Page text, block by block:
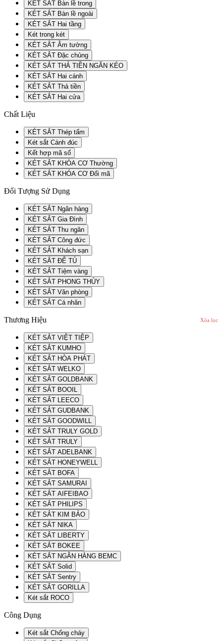
KÉT SẮT Bàn lề trong
KÉT SẮT Bàn lề ngoài
KÉT SẮT Hai tầng
Két trong két
KÉT SẮT Âm tường
KÉT SẮT Đặc chủng
KÉT SẮT THẢ TIỀN NGĂN KÉO
KÉT SẮT Hai cánh
KÉT SẮT Thả tiền
KÉT SẮT Hai cửa
Chất Liệu
KÉT SẮT Thép tấm
Két sắt Cánh đúc
Kết hợp mã số
KÉT SẮT KHÓA CƠ Thường
KÉT SẮT KHÓA CƠ Đổi mã
Đối Tượng Sử Dụng
KÉT SẮT Ngân hàng
KÉT SẮT Gia Đình
KÉT SẮT Thu ngân
KÉT SẮT Công đức
KÉT SẮT Khách sạn
KÉT SẮT ĐỂ TỦ
KÉT SẮT Tiệm vàng
KÉT SẮT PHONG THỦY
KÉT SẮT Văn phòng
KÉT SẮT Cá nhân
Thương Hiệu Xóa lọc
KÉT SẮT VIỆT TIỆP
KÉT SẮT KUMHO
KÉT SẮT HÒA PHÁT
KÉT SẮT WELKO
KÉT SẮT GOLDBANK
KÉT SẮT BOOIL
KÉT SẮT LEECO
KÉT SẮT GUDBANK
KÉT SẮT GOODWILL
KÉT SẮT TRULY GOLD
KÉT SẮT TRULY
KÉT SẮT ADELBANK
KÉT SẮT HONEYWELL
KÉT SẮT BOFA
KÉT SẮT SAMURAI
KÉT SẮT AIFEIBAO
KÉT SẮT PHILIPS
KÉT SẮT KIM BẢO
KÉT SẮT NIKA
KÉT SẮT LIBERTY
KÉT SẮT BOKEE
KÉT SẮT NGÂN HÀNG BEMC
KÉT SẮT Solid
KÉT SẮT Sentry
KÉT SẮT GORILLA
Két sắt ROCO
Công Dụng
Két sắt Chống cháy